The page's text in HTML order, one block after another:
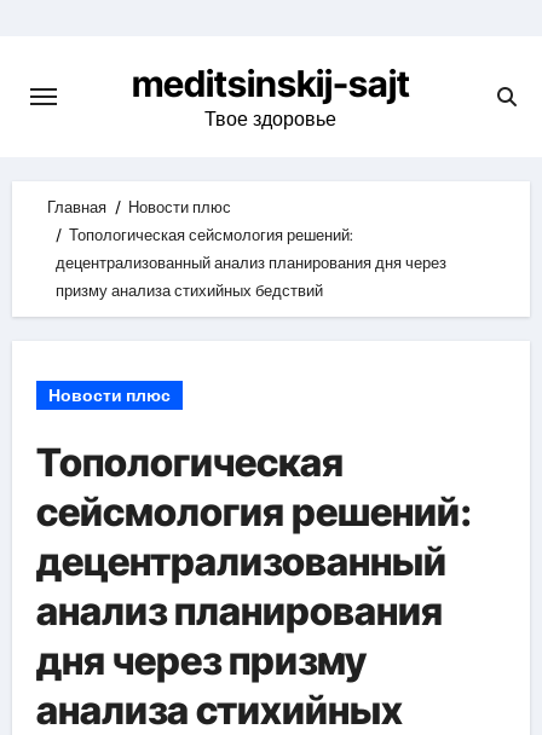
content
meditsinskij-sajt
Твое здоровье
Главная
Новости плюс
Топологическая сейсмология решений:
децентрализованный анализ планирования дня через
призму анализа стихийных бедствий
Новости плюс
Топологическая
сейсмология решений:
децентрализованный
анализ планирования
дня через призму
анализа стихийных